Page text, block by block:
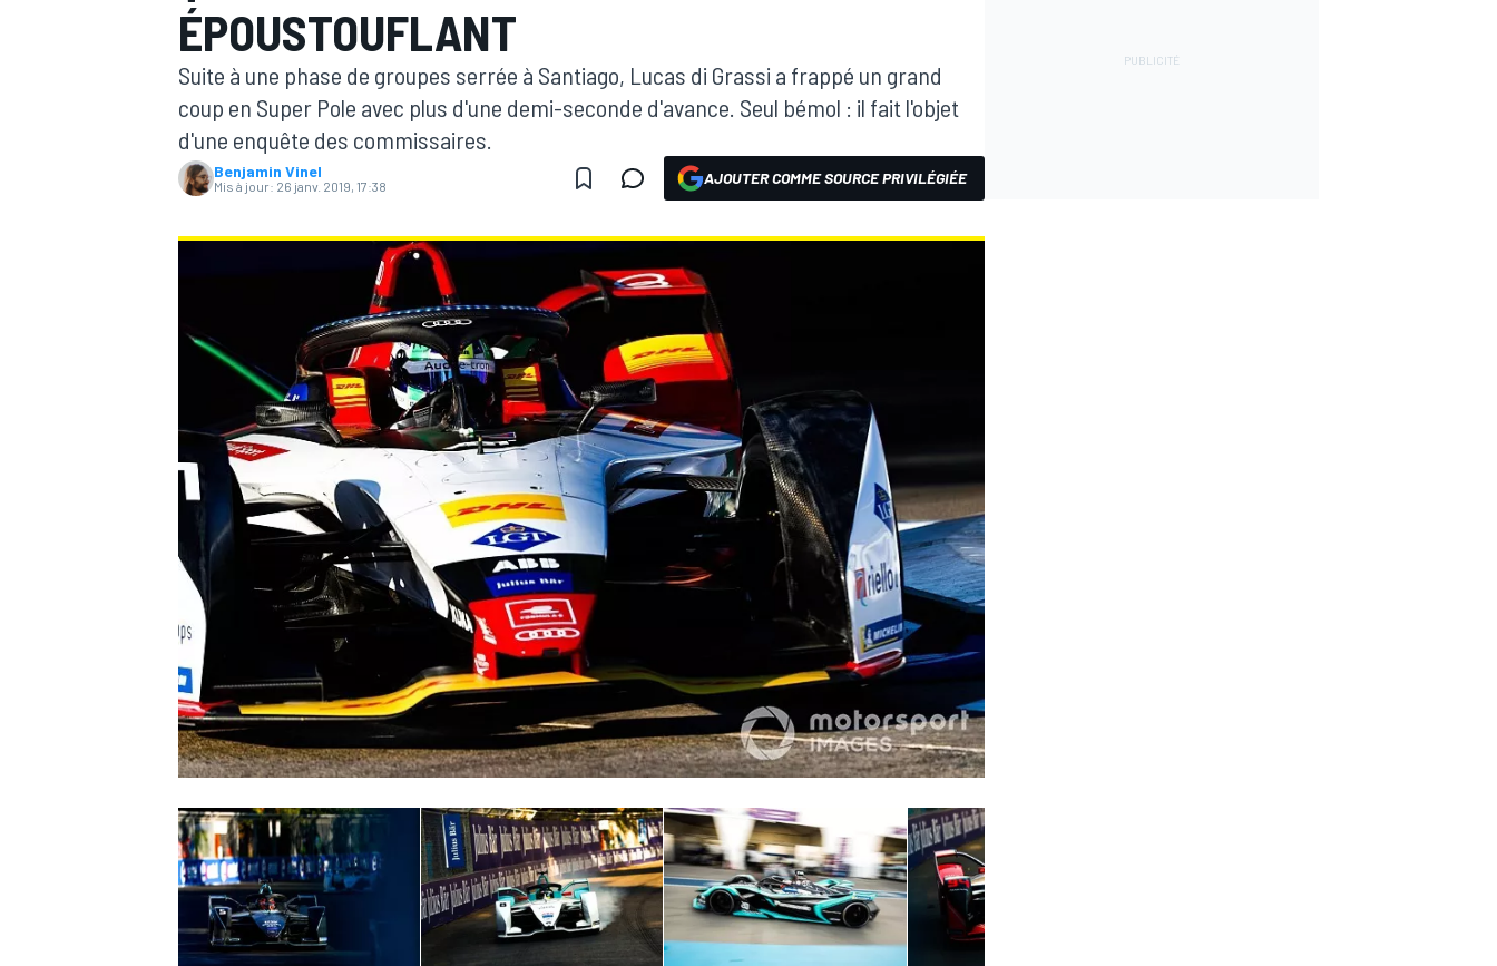
MOTOGP
WRC
WEC
ÉPOUSTOUFLANT
Suite à une phase de groupes serrée à Santiago, Lucas di Grassi a frappé un grand
coup en Super Pole avec plus d'une demi-seconde d'avance. Seul bémol : il fait l'objet
d'une enquête des commissaires.
Benjamin Vinel
Mis à jour: 26 janv. 2019, 17:38 AJOUTER COMME SOURCE PRIVILÉGIÉE